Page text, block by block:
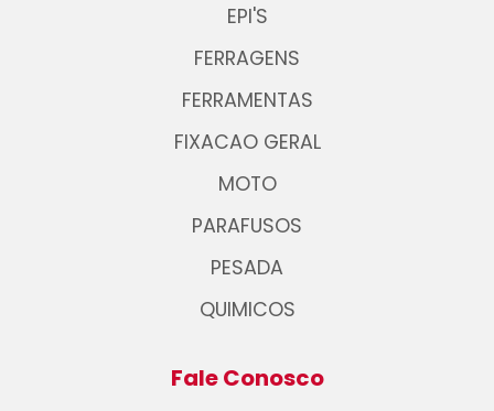
EPI'S
FERRAGENS
FERRAMENTAS
FIXACAO GERAL
MOTO
PARAFUSOS
PESADA
QUIMICOS
Fale Conosco